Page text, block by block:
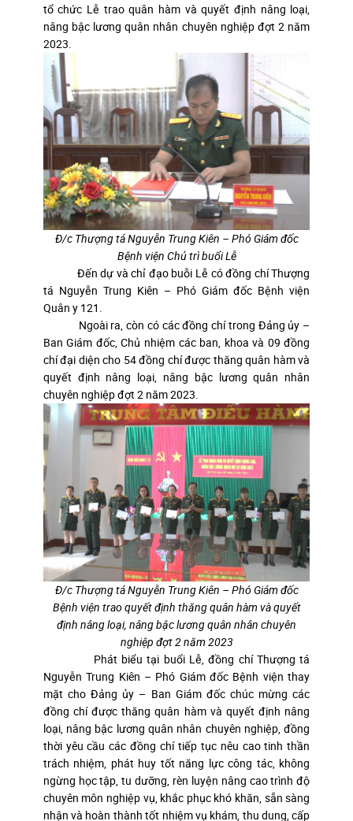
tổ chức Lễ trao quân hàm và quyết định nâng loại,
nâng bậc lương quân nhân chuyên nghiệp đợt 2 năm
2023.
Đ/c Thượng tá Nguyễn Trung Kiên – Phó Giám đốc
Bệnh viện Chủ trì buổi Lễ
Đến dự và chỉ đạo buỗi Lễ có đồng chí Thượng
tá Nguyễn Trung Kiên – Phó Giám đốc Bệnh viện
Quân y 121.
Ngoài ra, còn có các đồng chí trong Đảng ủy –
Ban Giám đốc, Chủ nhiệm các ban, khoa và 09 đồng
chí đại diện cho 54 đồng chí được thăng quân hàm và
quyết định nâng loại, nâng bậc lương quân nhân
chuyên nghiệp đợt 2 năm 2023.
Đ/c Thượng tá Nguyễn Trung Kiên – Phó Giám đốc
Bệnh viện trao quyết định thăng quân hàm và quyết
định nâng loại, nâng bậc lương quân nhân chuyên
nghiệp đợt 2 năm 2023
Phát biểu tại buổi Lễ, đồng chí Thượng tá
Nguyễn Trung Kiên – Phó Giám đốc Bệnh viện thay
mặt cho Đảng ủy – Ban Giám đốc chúc mừng các
đồng chí được thăng quân hàm và quyết định nâng
loại, nâng bậc lương quân nhân chuyên nghiệp, đồng
thời yêu cầu các đồng chí tiếp tục nêu cao tinh thần
trách nhiệm, phát huy tốt năng lực công tác, không
ngừng học tập, tu dưỡng, rèn luyện nâng cao trình độ
chuyên môn nghiệp vụ, khắc phục khó khăn, sẵn sàng
nhận và hoàn thành tốt nhiệm vụ khám, thu dung, cấp